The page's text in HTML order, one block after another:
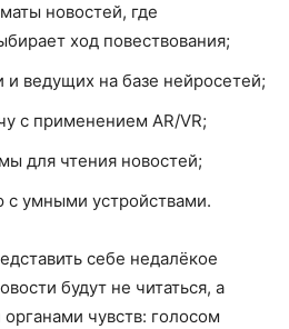
новостей, где
ход повествования;
и ведущих на базе нейросетей;
с применением AR/VR;
для чтения новостей;
умными устройствами.
себе недалёкое
будут не читаться, а
чувств: голосом